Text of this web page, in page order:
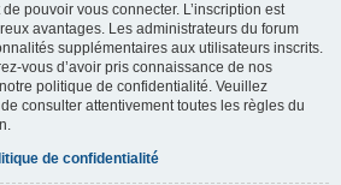
pouvoir vous connecter. L’inscription est
avantages. Les administrateurs du forum
supplémentaires aux utilisateurs inscrits.
vous d’avoir pris connaissance de nos
politique de confidentialité. Veuillez
consulter attentivement toutes les règles du
de confidentialité